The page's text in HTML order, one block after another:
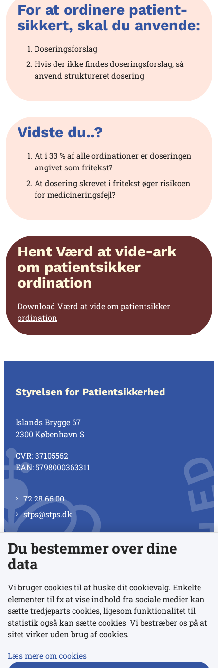
For at ordinere patient-
sikkert, skal du anvende:
Doseringsforslag
Hvis der ikke findes doseringsforslag, så
anvend struktureret dosering
Vidste du..?
At i 33 % af alle ordinationer er doseringen
angivet som fritekst?
At dosering skrevet i fritekst øger risikoen
for medicineringsfejl?
Hent Værd at vide-ark
om patientsikker
ordination
Download Værd at vide om patientsikker
ordination
Styrelsen for Patientsikkerhed
Islands Brygge 67
2300 København S
CVR: 37105562
EAN: 5798000363311
72 28 66 00
stps@stps.dk
Se alle kontaktnumre
Links
Udgivelser
Du bestemmer over dine
data
Vi bruger cookies til at huske dit cookievalg. Enkelte
elementer til fx at vise indhold fra sociale medier kan
sætte tredjeparts cookies, ligesom funktionalitet til
statistik også kan sætte cookies. Vi bestræber os på at
sitet virker uden brug af cookies.
Læs mere om cookies